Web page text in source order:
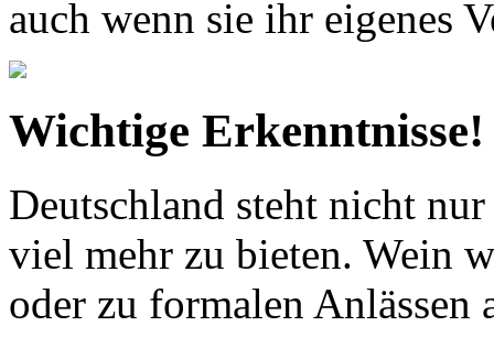
auch wenn sie ihr eigenes
Wichtige Erkenntnisse!
Deutschland steht nicht
viel mehr zu bieten. Wein
oder zu formalen Anlässen